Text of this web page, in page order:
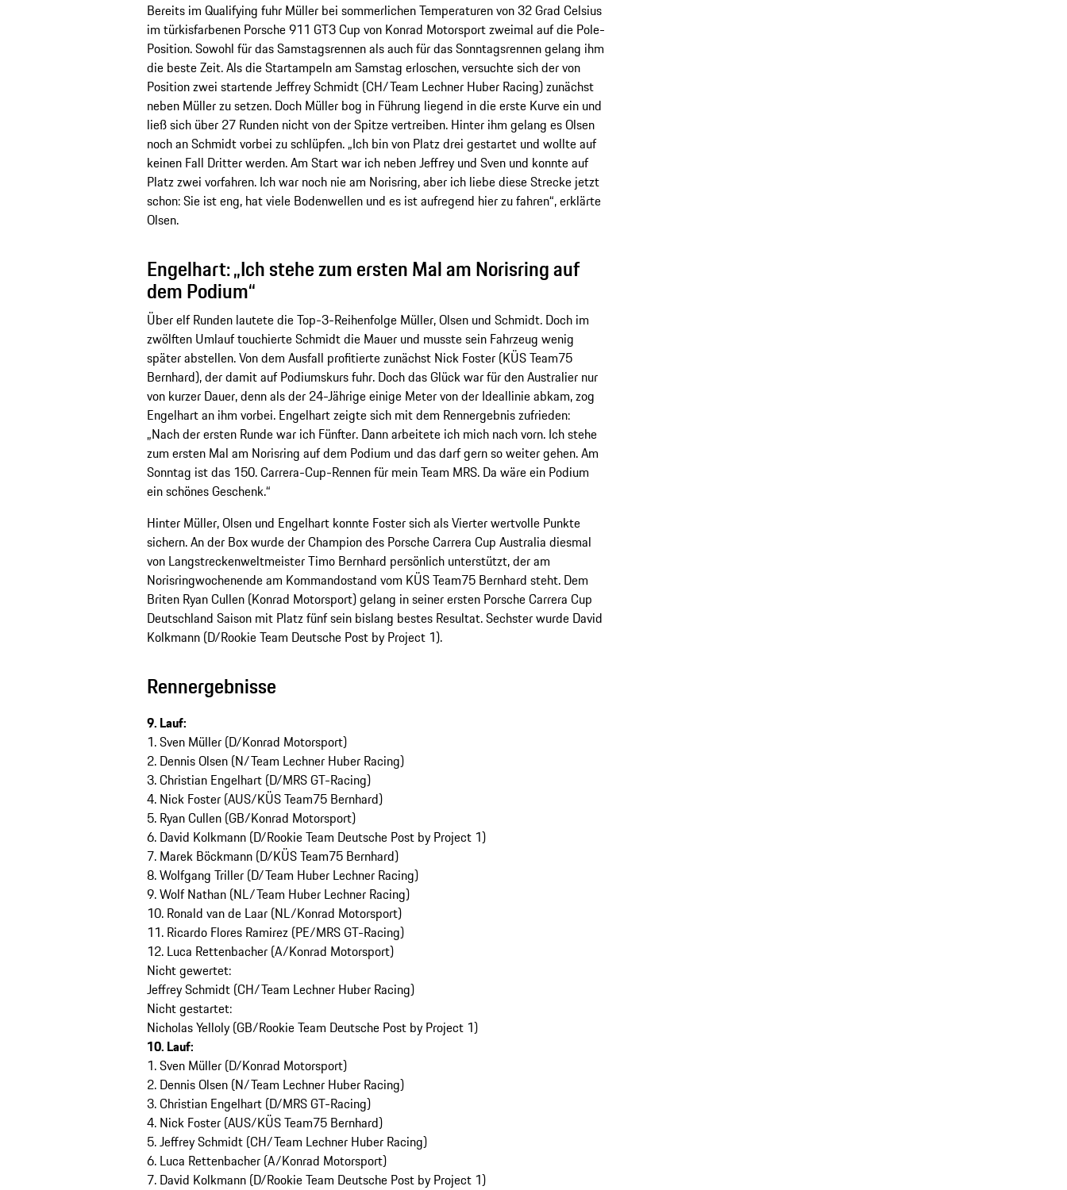
Bereits im Qualifying fuhr Müller bei sommerlichen Temperaturen von 32 Grad Celsius
im türkisfarbenen Porsche 911 GT3 Cup von Konrad Motorsport zweimal auf die Pole-
Position. Sowohl für das Samstagsrennen als auch für das Sonntagsrennen gelang ihm
die beste Zeit. Als die Startampeln am Samstag erloschen, versuchte sich der von
Position zwei startende Jeffrey Schmidt (CH/Team Lechner Huber Racing) zunächst
neben Müller zu setzen. Doch Müller bog in Führung liegend in die erste Kurve ein und
ließ sich über 27 Runden nicht von der Spitze vertreiben. Hinter ihm gelang es Olsen
noch an Schmidt vorbei zu schlüpfen. „Ich bin von Platz drei gestartet und wollte auf
keinen Fall Dritter werden. Am Start war ich neben Jeffrey und Sven und konnte auf
Platz zwei vorfahren. Ich war noch nie am Norisring, aber ich liebe diese Strecke jetzt
schon: Sie ist eng, hat viele Bodenwellen und es ist aufregend hier zu fahren“, erklärte
Olsen.
Engelhart: „Ich stehe zum ersten Mal am Norisring auf
dem Podium“
Über elf Runden lautete die Top-3-Reihenfolge Müller, Olsen und Schmidt. Doch im
zwölften Umlauf touchierte Schmidt die Mauer und musste sein Fahrzeug wenig
später abstellen. Von dem Ausfall profitierte zunächst Nick Foster (KÜS Team75
Bernhard), der damit auf Podiumskurs fuhr. Doch das Glück war für den Australier nur
von kurzer Dauer, denn als der 24-Jährige einige Meter von der Ideallinie abkam, zog
Engelhart an ihm vorbei. Engelhart zeigte sich mit dem Rennergebnis zufrieden:
„Nach der ersten Runde war ich Fünfter. Dann arbeitete ich mich nach vorn. Ich stehe
zum ersten Mal am Norisring auf dem Podium und das darf gern so weiter gehen. Am
Sonntag ist das 150. Carrera-Cup-Rennen für mein Team MRS. Da wäre ein Podium
ein schönes Geschenk.“
Hinter Müller, Olsen und Engelhart konnte Foster sich als Vierter wertvolle Punkte
sichern. An der Box wurde der Champion des Porsche Carrera Cup Australia diesmal
von Langstreckenweltmeister Timo Bernhard persönlich unterstützt, der am
Norisringwochenende am Kommandostand vom KÜS Team75 Bernhard steht. Dem
Briten Ryan Cullen (Konrad Motorsport) gelang in seiner ersten Porsche Carrera Cup
Deutschland Saison mit Platz fünf sein bislang bestes Resultat. Sechster wurde David
Kolkmann (D/Rookie Team Deutsche Post by Project 1).
Rennergebnisse
9. Lauf:
1. Sven Müller (D/Konrad Motorsport)
2. Dennis Olsen (N/Team Lechner Huber Racing)
3. Christian Engelhart (D/MRS GT-Racing)
4. Nick Foster (AUS/KÜS Team75 Bernhard)
5. Ryan Cullen (GB/Konrad Motorsport)
6. David Kolkmann (D/Rookie Team Deutsche Post by Project 1)
7. Marek Böckmann (D/KÜS Team75 Bernhard)
8. Wolfgang Triller (D/Team Huber Lechner Racing)
9. Wolf Nathan (NL/Team Huber Lechner Racing)
10. Ronald van de Laar (NL/Konrad Motorsport)
11. Ricardo Flores Ramirez (PE/MRS GT-Racing)
12. Luca Rettenbacher (A/Konrad Motorsport)
Nicht gewertet:
Jeffrey Schmidt (CH/Team Lechner Huber Racing)
Nicht gestartet:
Nicholas Yelloly (GB/Rookie Team Deutsche Post by Project 1)
10. Lauf:
1. Sven Müller (D/Konrad Motorsport)
2. Dennis Olsen (N/Team Lechner Huber Racing)
3. Christian Engelhart (D/MRS GT-Racing)
4. Nick Foster (AUS/KÜS Team75 Bernhard)
5. Jeffrey Schmidt (CH/Team Lechner Huber Racing)
6. Luca Rettenbacher (A/Konrad Motorsport)
7. David Kolkmann (D/Rookie Team Deutsche Post by Project 1)